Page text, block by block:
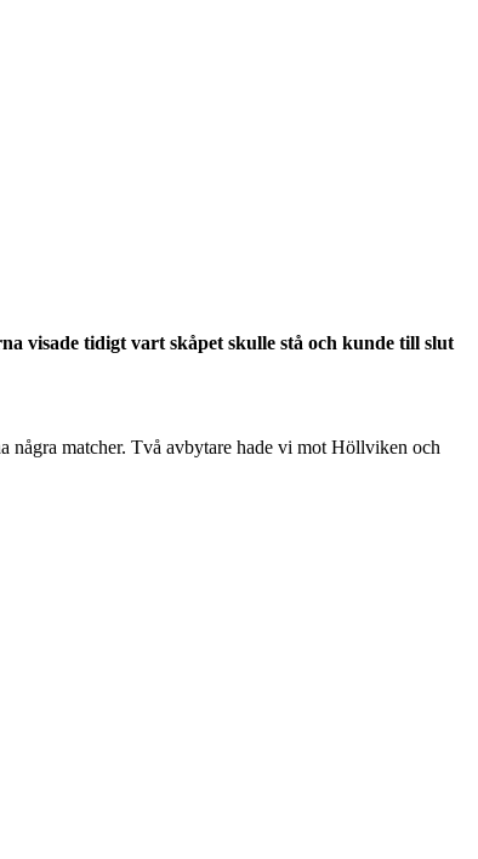
visade tidigt vart skåpet skulle stå och kunde till slut
några matcher. Två avbytare hade vi mot Höllviken och